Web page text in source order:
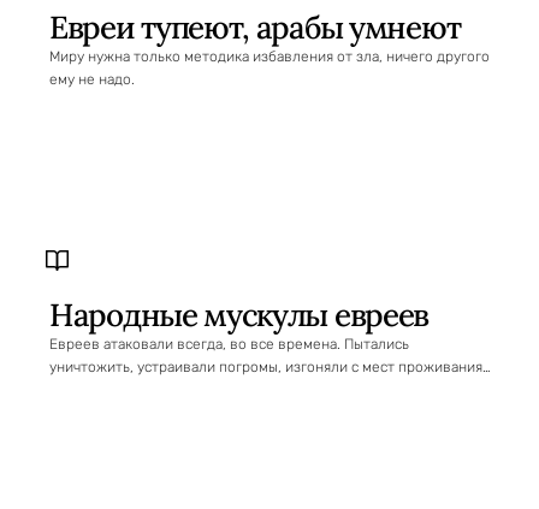
Евреи тупеют, арабы умнеют
Миру нужна только методика избавления от зла, ничего другого
ему не надо.
Народные мускулы евреев
Евреев атаковали всегда, во все времена. Пытались
уничтожить, устраивали погромы, изгоняли с мест проживания…